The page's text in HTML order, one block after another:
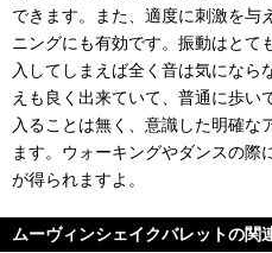
できます。また、適度に刺激を与
ニングにも有効です。振動はとて
入してしまえば全く音は気になら
えも良く出来ていて、普通に歩い
入ることは無く、意識した明確な
ます。ウォーキングやダンスの際
が得られますよ。
ムーヴィンシェイクバレットの関